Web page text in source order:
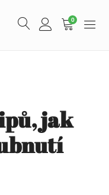
0
jak